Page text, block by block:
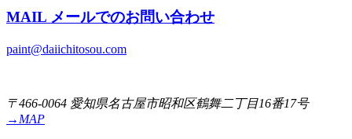
MAIL メールでのお問い合わせ
paint@daiichitosou.com
〒466-0064 愛知県名古屋市昭和区鶴舞二丁目16番17号
→MAP